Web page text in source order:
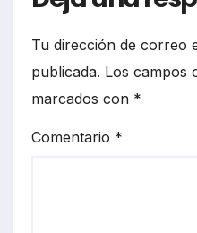
Tu dirección de correo
publicada. Los campos
marcados con *
Comentario *